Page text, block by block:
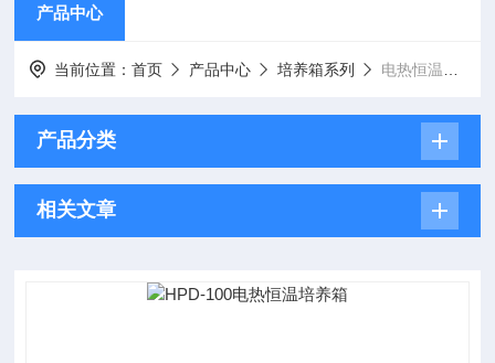
产品中心
当前位置：首页 产品中心 培养箱系列 电热恒温培养箱
产品分类
相关文章